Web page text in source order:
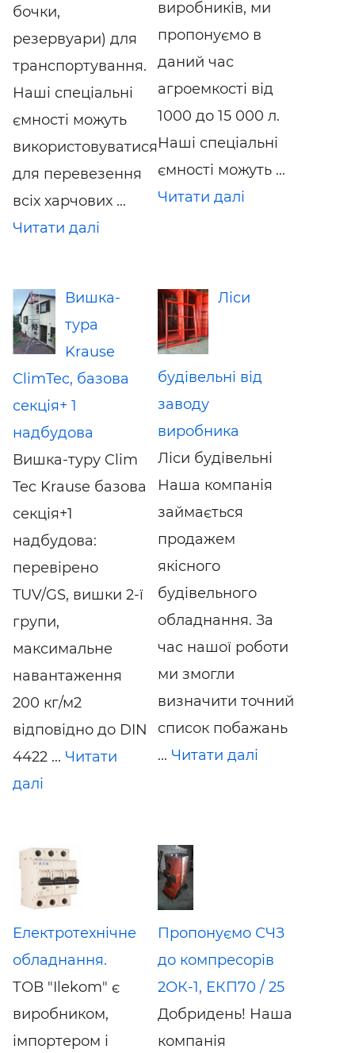
бочки,
резервуари) для
транспортування.
Наші спеціальні
ємності можуть
використовуватися
для перевезення
всіх харчових ...
Читати далі
виробників, ми
пропонуємо в
даний час
агроемкості від
1000 до 15 000 л.
Наші спеціальні
ємності можуть ...
Читати далі
Вишка-
тура
Krause
ClimTec, базова
секція+ 1
надбудова
Вишка-туру Clim
Tec Krause базова
секція+1
надбудова:
перевірено
TUV/GS, вишки 2-ї
групи,
максимальне
навантаження
200 кг/м2
відповідно до DIN
4422 ... Читати
далі
Ліси
будівельні від
заводу
виробника
Ліси будівельні
Наша компанія
займається
продажем
якісного
будівельного
обладнання. За
час нашої роботи
ми змогли
визначити точний
список побажань
... Читати далі
Електротехнічне
обладнання.
ТОВ "Ilekom" є
виробником,
імпортером і
Пропонуємо СЧЗ
до компресорів
2ОК-1, ЕКП70 / 25
Добридень! Наша
компанія